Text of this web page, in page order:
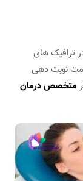
ترافیک های
نوبت دهی
متخصص درمان